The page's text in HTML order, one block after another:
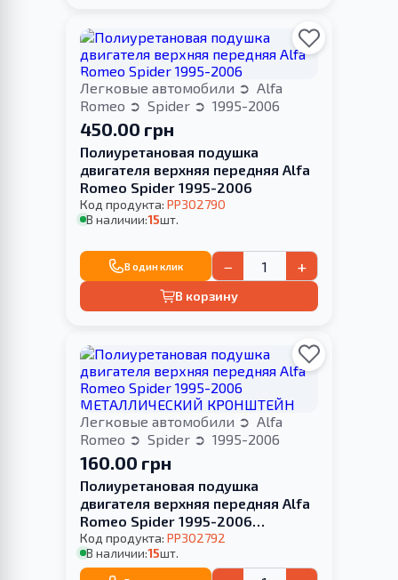
Легковые автомобили
Alfa
Romeo
Spider 1995-2006
450.00 грн
Полиуретановая подушка
двигателя верхняя передняя Alfa
Romeo Spider 1995-2006
Код продукта: PP302790
В наличии:15шт.
В один клик − +
В корзину
Легковые автомобили
Alfa
Romeo
Spider 1995-2006
160.00 грн
Полиуретановая подушка
двигателя верхняя передняя Alfa
Romeo Spider 1995-2006
МЕТАЛЛИЧЕСКИЙ КРОНШТЕЙН
Код продукта: PP302792
В наличии:15шт.